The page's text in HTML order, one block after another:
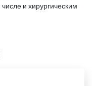
и хирургическим